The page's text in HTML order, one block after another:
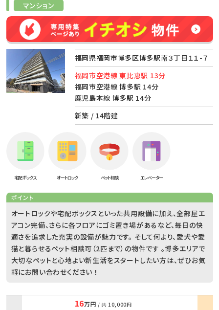
マンション
福岡県福岡市博多区博多駅南３丁目１１-７
福岡市空港線 東比恵駅 13分
福岡市空港線 博多駅 14分
鹿児島本線 博多駅 14分
新築 / 14階建
宅配ボックス オートロック ペット相談 エレベーター
ポイント
オートロックや宅配ボックスといった共用設備に加え、全部屋エ
アコン完備、さらに各フロアにゴミ置き場があるなど、毎日の快
適さを追求した充実の設備が魅力です。 そして何より、愛犬や愛
猫と暮らせるペット相談可（2匹まで）の物件です 。博多エリアで
大切なペットと心地よい新生活をスタートしたい方は、ぜひお気
軽にお問い合わせください ！
16万円 / 共 10,000円